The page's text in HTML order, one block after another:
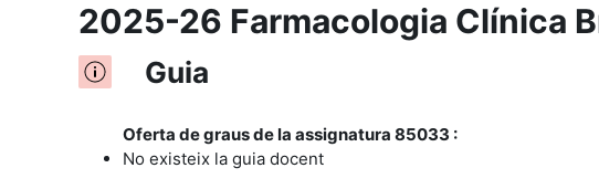
2025-26 Farmacologia Clínica
Guia
Oferta de graus de la assignatura 85033 :
No existeix la guia docent